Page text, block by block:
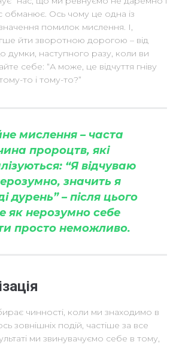
обманює. Ось чому це одна із
помилок мислення. І,
йти зворотною дорогою – від
думки, наступного разу, коли ви
себе: “А може, це відчуття гніву
то і тому-то?”
мислення – часта
пророцтв, які
“Я відчуваю
значить я
дурень” – після цього
як нерозумно себе
просто неможливо.
чинності, коли ми знаходимо в
зовнішніх подій, частіше за все
ми звинувачуємо себе в тому,